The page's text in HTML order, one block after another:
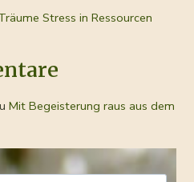
Stress in Ressourcen
Mit Begeisterung raus aus dem